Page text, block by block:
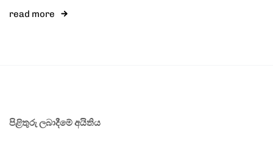
read more
පිළිතුරු ලබාදීමේ අයිතිය